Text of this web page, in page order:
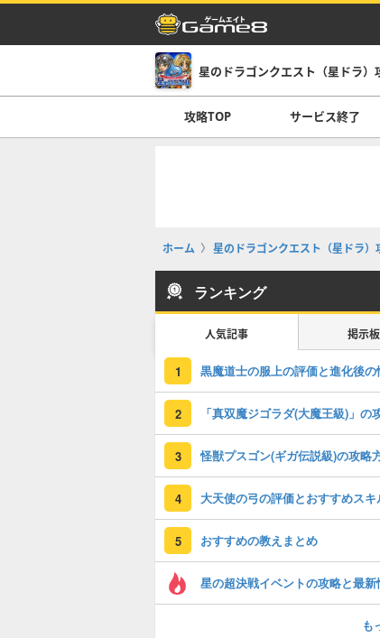
星のドラゴンクエスト（星ドラ
攻略TOP サービス終了
ホーム 星のドラゴンクエスト（星ドラ
ランキング
人気記事 掲示板
1 黒魔道士の服上の評価と進化後の
2 「真双魔ジゴラダ(大魔王級)」の
3 怪獣プスゴン(ギガ伝説級)の攻略
4 大天使の弓の評価とおすすめスキ
5 おすすめの教えまとめ
星の超決戦イベントの攻略と最新
も